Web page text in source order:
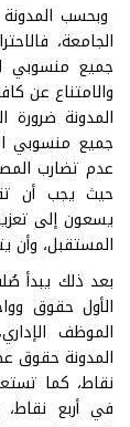
وبحسب
الجامعة،
جميع منسوبي
والامتناع عن
المدونة ضرورة
جميع منسوبي
عدم تضارب
حيث يجب أن
يسعون إلى
المستقبل، وأن
بعد ذلك يبدأ
الأول حقوق
الموظف
المدونة حقوق
نقاط، كما
في أربع